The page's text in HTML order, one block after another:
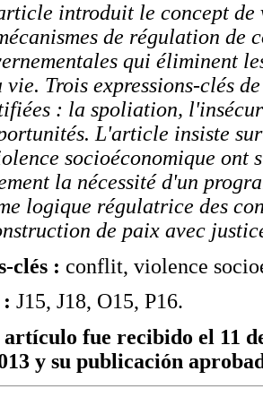
introduit le concept de
de régulation
qui éliminent
vie. Trois expressions-clés
: la spoliation,
L'article insiste
socioéconomique
la nécessité d'un
logique régulatrice des
de paix avec
clés : conflit, violence
J15, J18, O15, P16.
artículo fue recibido el 11
y su publicación